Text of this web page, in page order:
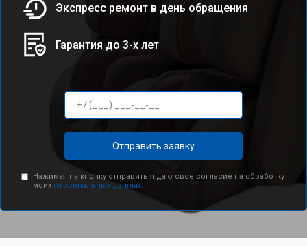
Экспресс ремонт в день обращения
Гарантия до 3-х лет
Отправить заявку
Нажимая на кнопку отправить я даю свое согласие на обработку
моих персональных данных.